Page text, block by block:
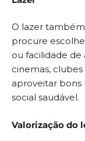
O lazer
procure
ou facilidade de
cinemas,
aproveitar bons
social saudável.
Valorização do